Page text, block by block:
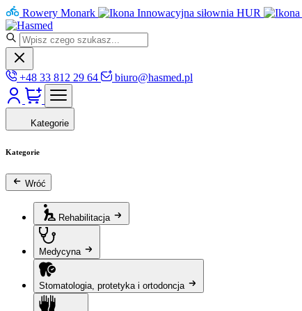
Rowery Monark Innowacyjna siłownia HUR
+48 33 812 29 64 biuro@hasmed.pl
Kategorie
Kategorie
Wróć
Rehabilitacja
Medycyna
Stomatologia, protetyka i ortodoncja